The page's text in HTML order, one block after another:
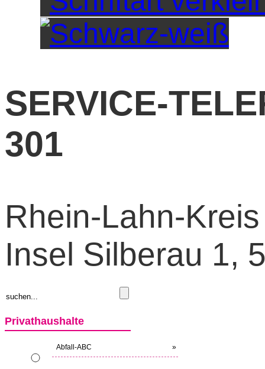
SERVICE-
301
Rhein-Lahn-
Insel Silberau 1,
Privathaushalte
Abfall-ABC »